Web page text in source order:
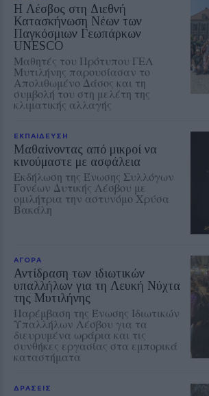
Η Λέσβος στη Διεθνή
Κατασκήνωση Νέων των
Παγκόσμιων Γεωπάρκων
UNESCO
Μαθητές του Πρότυπου ΓΕΛ
Μυτιλήνης παρουσίασαν το
Απολιθωμένο Δάσος και τη
συμβολή του στη μελέτη της
κλιματικής αλλαγής
ΕΚΠΑΙΔΕΥΣΗ
Μαθαίνοντας από μικροί να
κινούμαστε με ασφάλεια
Εκδήλωση της Ένωσης Συλλόγων
Γονέων Δυτικής Λέσβου με
ομιλήτρια την αστυνόμο Χρύσα
Βακάλη
ΑΓΟΡΑ
Αντίδραση των ιδιωτικών
υπαλλήλων για τη Λευκή Νύχτα
της Μυτιλήνης
Παρέμβαση της Ένωσης Ιδιωτικών
Υπαλλήλων Λέσβου για τα
διευρυμένα ωράρια και τις
συνθήκες εργασίας στα εμπορικά
καταστήματα
ΔΡΑΣΕΙΣ